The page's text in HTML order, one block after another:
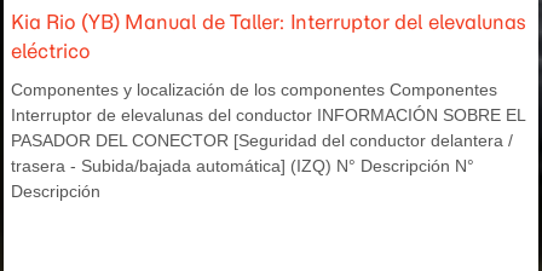
Kia Rio (YB) Manual de Taller: Interruptor del elevalunas
eléctrico
Componentes y localización de los componentes Componentes
Interruptor de elevalunas del conductor INFORMACIÓN SOBRE EL
PASADOR DEL CONECTOR [Seguridad del conductor delantera /
trasera - Subida/bajada automática] (IZQ) N° Descripción N°
Descripción